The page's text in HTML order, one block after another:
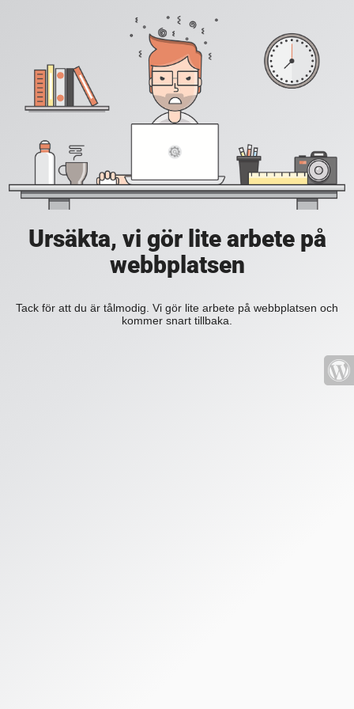
Ursäkta, vi gör lite arbete på
webbplatsen
Tack för att du är tålmodig. Vi gör lite arbete på webbplatsen och
kommer snart tillbaka.